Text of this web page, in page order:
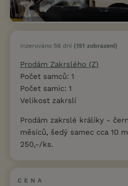
Inzerováno 56 dní (151 zobrazení)
Prodám Zakrslého (Z)
Počet samců: 1
Počet samic: 1
Velikost zakrslí
Prodám zakrslé králíky -
měsíců, šedý samec cca 10
250,-/ks.
CENA